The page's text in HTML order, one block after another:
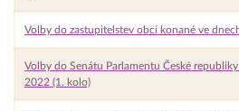
Volby do zastupitelstev obcí konané ve
Volby do Senátu Parlamentu České
2022 (1. kolo)